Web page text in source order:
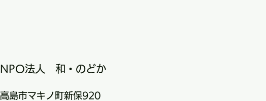
NPO法人 和・のどか
高島市マキノ町新保920